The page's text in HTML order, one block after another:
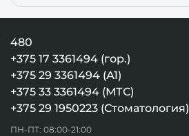
480
+375 17 3361494 (гор.)
+375 29 3361494 (А1)
+375 33 3361494 (МТС)
+375 29 1950223 (Стоматология)
ПН-ПТ: 08:00-21:00